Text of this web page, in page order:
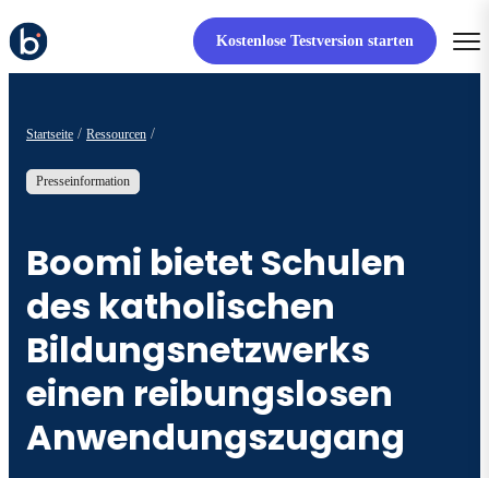
Kostenlose Testversion starten
Startseite Ressourcen
Presseinformation
Boomi bietet Schulen
des katholischen
Bildungsnetzwerks
einen reibungslosen
Anwendungszugang